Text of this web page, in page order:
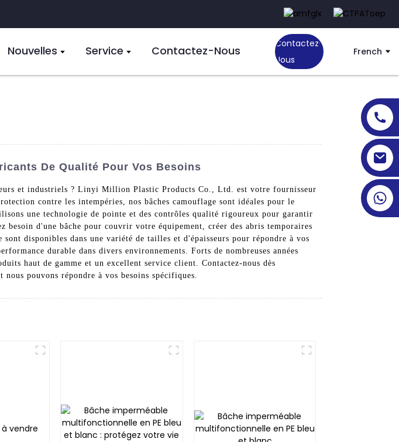
Nouvelles Service Contactez-Nous
Contactez-
Nous
French
De Qualité Pour Vos Besoins
et industriels ? Linyi Million Plastic Products Co., Ltd. est votre fournisseur
contre les intempéries, nos bâches camouflage sont idéales pour le
une technologie de pointe et des contrôles qualité rigoureux pour garantir
besoin d'une bâche pour couvrir votre équipement, créer des abris temporaires
disponibles dans une variété de tailles et d'épaisseurs pour répondre à vos
durable dans divers environnements. Forts de nombreuses années
haut de gamme et un excellent service client. Contactez-nous dès
pouvons répondre à vos besoins spécifiques.